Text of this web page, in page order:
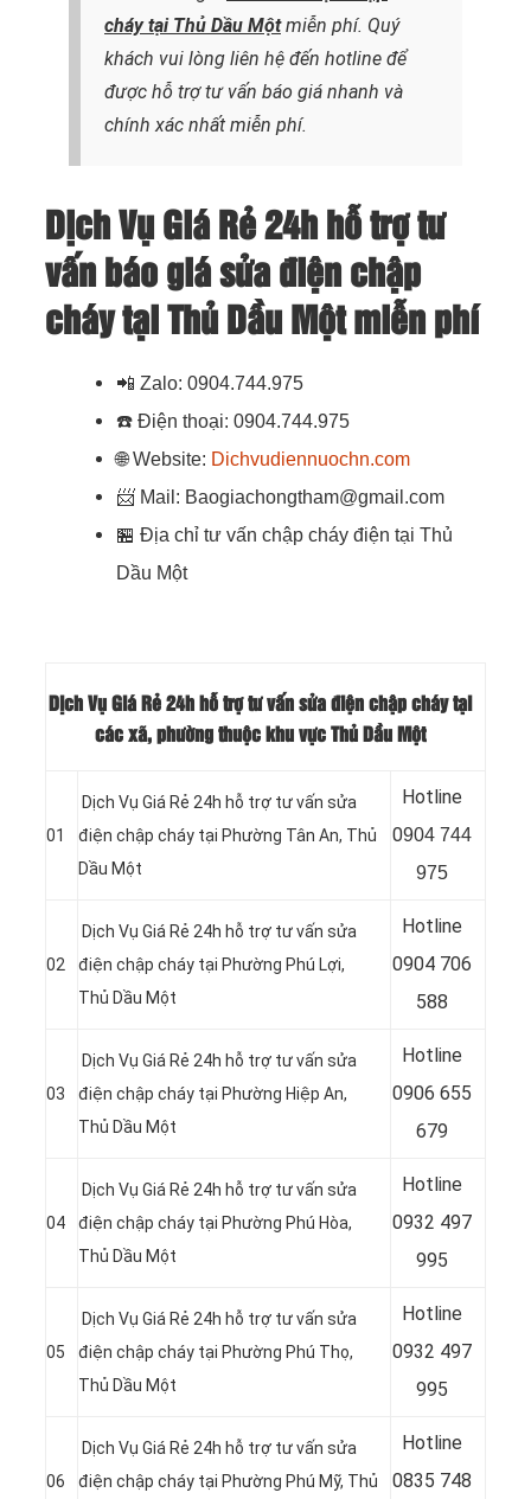
cháytại Thủ Dầu Mộtmiễn phí. Quý
khách vui lòng liên hệ đến hotline để
được hỗ trợ tư vấn báo giá nhanh và
chính xác nhất miễn phí.
Dịch Vụ Giá Rẻ 24h hỗ trợ tư
vấn báo giá sửa điện chập
cháy tại Thủ Dầu Một miễn phí
📲 Zalo: 0904.744.975
☎️ Điện thoại: 0904.744.975
🌐Website: Dichvudiennuochn.com
📨 Mail: Baogiachongtham@gmail.com
🏪 Địa chỉ tư vấn chập cháy điện tại Thủ
Dầu Một
Dịch Vụ Giá Rẻ 24h hỗ trợ tư vấn sửa điện chập cháy tại
các xã, phường thuộc khu vực Thủ Dầu Một
01
Dịch Vụ Giá Rẻ 24h hỗ trợ tư vấn sửa
điện chập cháy tại Phường Tân An, Thủ
Dầu Một
Hotline
0904 744
975
02
Dịch Vụ Giá Rẻ 24h hỗ trợ tư vấn sửa
điện chập cháy tại Phường Phú Lợi,
Thủ Dầu Một
Hotline
0904 706
588
03
Dịch Vụ Giá Rẻ 24h hỗ trợ tư vấn sửa
điện chập cháy tại Phường Hiệp An,
Thủ Dầu Một
Hotline
0906 655
679
04
Dịch Vụ Giá Rẻ 24h hỗ trợ tư vấn sửa
điện chập cháy tại Phường Phú Hòa,
Thủ Dầu Một
Hotline
0932 497
995
05
Dịch Vụ Giá Rẻ 24h hỗ trợ tư vấn sửa
điện chập cháy tại Phường Phú Thọ,
Thủ Dầu Một
Hotline
0932 497
995
06
Dịch Vụ Giá Rẻ 24h hỗ trợ tư vấn sửa
điện chập cháy tại Phường Phú Mỹ, Thủ
Hotline
0835 748